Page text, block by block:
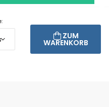
ZUM
WARENKORB